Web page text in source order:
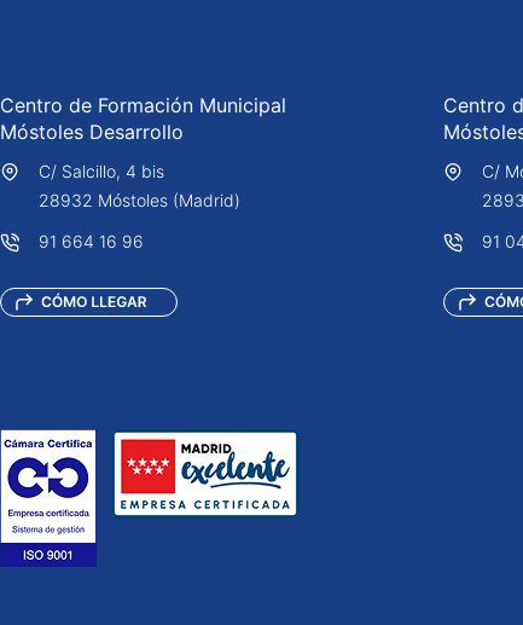
Centro de Formación Municipal
Móstoles Desarrollo
C/ Salcillo, 4 bis
28932 Móstoles (Madrid)
91 664 16 96
Centro
C/
91